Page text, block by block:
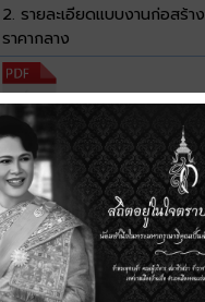
2. รายละเอียดแบบงานก่อสร้า
ราคากลาง
2.64 MB